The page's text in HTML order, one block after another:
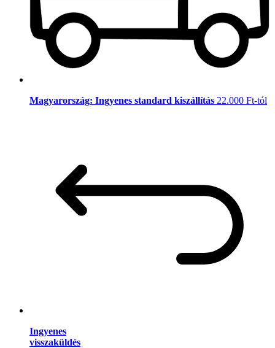
Magyarország: Ingyenes standard kiszállítás 22.000 Ft-tól
Ingyenes
visszaküldés